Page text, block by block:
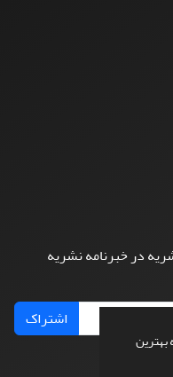
بهترین
در خبرنامه نشریه
اشتراک